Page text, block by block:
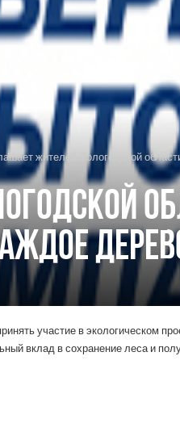
жителей Вологодской
участие в экологическом
вклад в сохранение леса и